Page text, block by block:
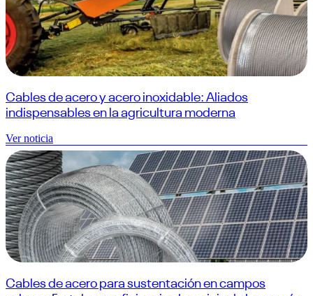
Cables de acero y acero inoxidable: Aliados
indispensables en la agricultura moderna
Ver noticia
Cables de acero para sustentación en campos